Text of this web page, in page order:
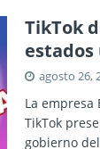
TikTok
estados
agosto 26,
La
TikTok
gobierno